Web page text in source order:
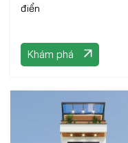
điển
Khám phá